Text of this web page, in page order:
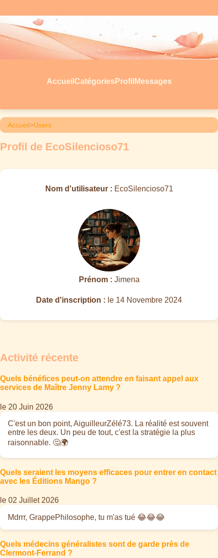
Accueil Catégories Profil Messages
Accueil>Users
Profil de EcoSilencioso71
Nom d'utilisateur : EcoSilencioso71
Prénom : Jimena
Date d'inscription : le 14 Novembre 2024
Activité récente
Quels bénéfices peut-on attendre en faisant appel aux
services de Maître Jenny Lamy ?
le 20 Juin 2026
C'est un bon point, AiguilleurZélé73. La réalité est souvent
entre les deux. Un peu de tout, c'est la stratégie la plus
raisonnable. 🤔🌍
Quels seraient les moyens efficaces pour entrer en contact
avec les Éditions Mango ?
le 02 Juillet 2026
Mdrrr, GrappePhilosophe, tu m'as tué 😂😂😂
Quels médecins généralistes sont de garde près de
Clermont-Ferrand ?